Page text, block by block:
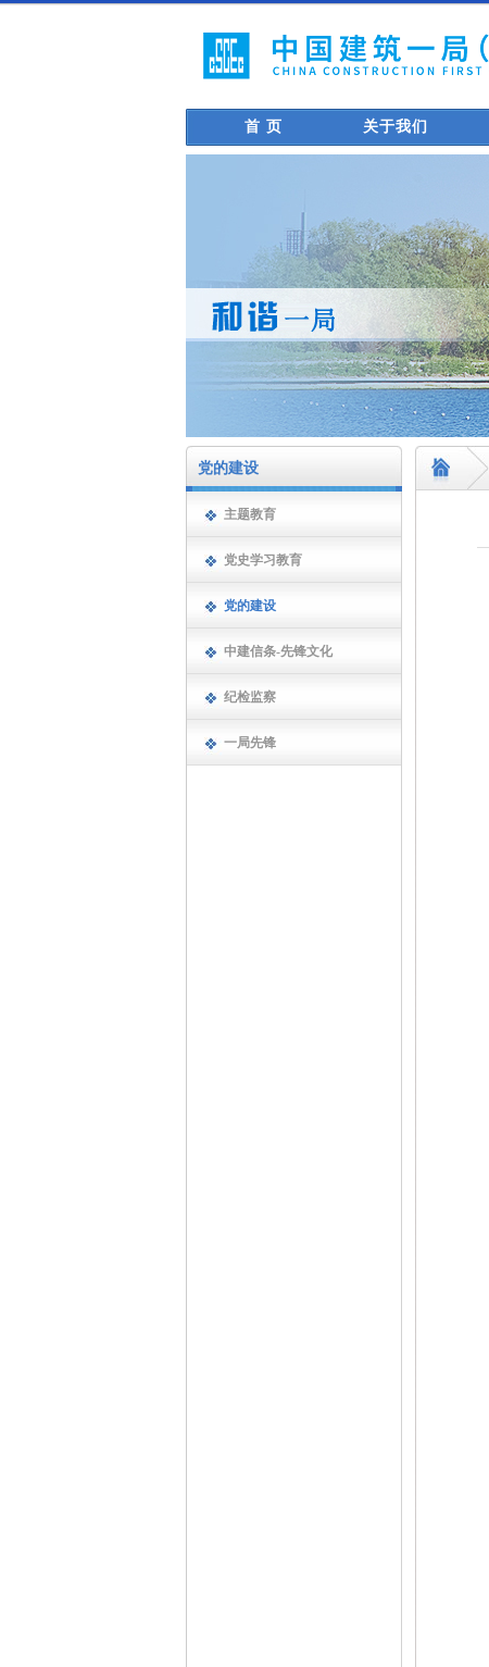
首 页 关于我们
党的建设
主题教育
党史学习教育
党的建设
中建信条-先锋文化
纪检监察
一局先锋